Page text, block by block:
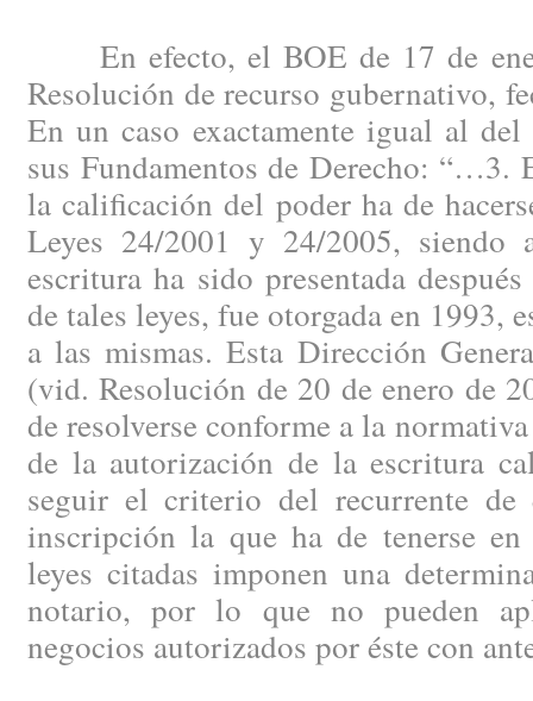
En efecto, el BOE de 17 de
Resolución de recurso gubernativo,
En un caso exactamente igual al del
sus Fundamentos de Derecho: “…3.
la calificación del poder ha de
Leyes 24/2001 y 24/2005, siendo
escritura ha sido presentada
de tales leyes, fue otorgada en 1993,
a las mismas. Esta Dirección
(vid. Resolución de 20 de enero de
de resolverse conforme a la
de la autorización de la escritura
seguir el criterio del recurrente
inscripción la que ha de tenerse
leyes citadas imponen una
notario, por lo que no pueden
negocios autorizados por éste con